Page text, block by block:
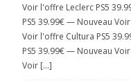
Voir l'offre Leclerc PS5
PS5 39.99€ — Nouveau
Voir l'offre Cultura PS5
PS5 39.99€ — Nouveau
Voir […]